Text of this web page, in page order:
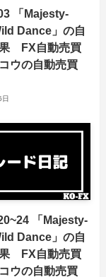
「Majesty-
Dance」の自
FX自動売買
ウの自動売買
「Majesty-
Dance」の自
FX自動売買
ウの自動売買